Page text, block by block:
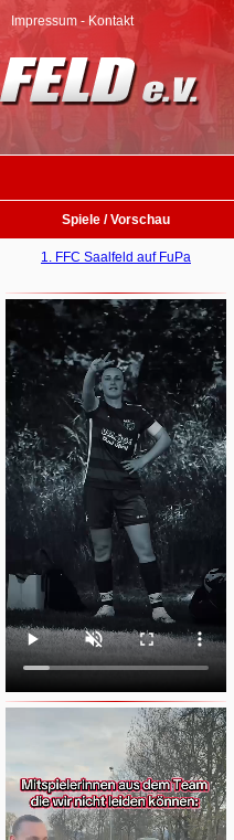
Impressum - Kontakt
Spiele / Vorschau
1. FFC Saalfeld auf FuPa